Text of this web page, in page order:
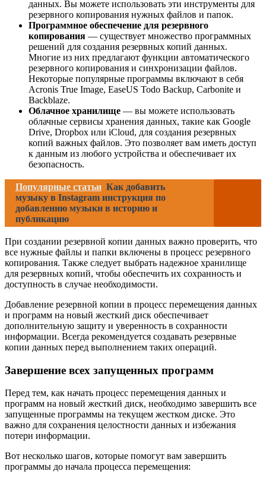
данных. Вы можете использовать эти инструменты для
резервного копирования нужных файлов и папок.
Программное обеспечение для резервного
копирования — существует множество программных
решений для создания резервных копий данных.
Многие из них предлагают функции автоматического
резервного копирования и синхронизации файлов.
Некоторые популярные программы включают в себя
Acronis True Image, EaseUS Todo Backup, Carbonite и
Backblaze.
Облачное хранилище — вы можете использовать
облачные сервисы хранения данных, такие как Google
Drive, Dropbox или iCloud, для создания резервных
копий важных файлов. Это позволяет вам иметь доступ
к данным из любого устройства и обеспечивает их
безопасность.
Популярные статьи Как добавить
музыку в Instagram инструкция по
добавлению музыки в историю и
публикацию
При создании резервной копии данных важно проверить, что
все нужные файлы и папки включены в процесс резервного
копирования. Также следует выбрать надежное хранилище
для резервных копий, чтобы обеспечить их сохранность и
доступность в случае необходимости.
Добавление резервной копии в процесс перемещения данных
и программ на новый жесткий диск обеспечивает
дополнительную защиту и уверенность в сохранности
информации. Всегда рекомендуется создавать резервные
копии данных перед выполнением таких операций.
Завершение всех запущенных программ
Перед тем, как начать процесс перемещения данных и
программ на новый жесткий диск, необходимо завершить все
запущенные программы на текущем жестком диске. Это
важно для сохранения целостности данных и избежания
потери информации.
Вот несколько шагов, которые помогут вам завершить
программы до начала процесса перемещения: